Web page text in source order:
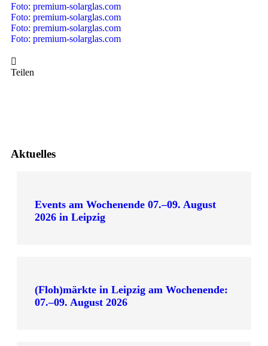
Foto: premium-solarglas.com
Foto: premium-solarglas.com
Foto: premium-solarglas.com
Foto: premium-solarglas.com
Teilen
Aktuelles
Events am Wochenende 07.–09. August
2026 in Leipzig
(Floh)märkte in Leipzig am Wochenende:
07.–09. August 2026